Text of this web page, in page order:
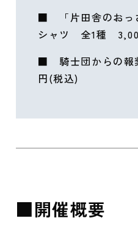
■ 「片田舎のおっ
シャツ 全1種
■ 騎士団からの
円(税込)
■開催概要